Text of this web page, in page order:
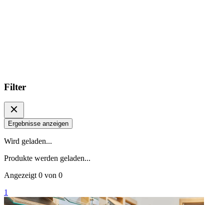
Filter
Ergebnisse anzeigen
Wird geladen...
Produkte werden geladen...
Angezeigt 0 von 0
1